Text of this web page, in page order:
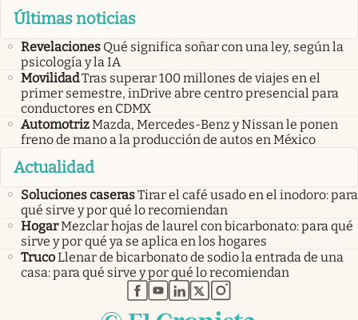
Últimas noticias
Revelaciones Qué significa soñar con una ley, según la
psicología y la IA
MovilidadTras superar 100 millones de viajes en el
primer semestre, inDrive abre centro presencial para
conductores en CDMX
AutomotrizMazda, Mercedes-Benz y Nissan le ponen
freno de mano a la producción de autos en México
Actualidad
Soluciones caserasTirar el café usado en el inodoro: para
qué sirve y por qué lo recomiendan
HogarMezclar hojas de laurel con bicarbonato: para qué
sirve y por qué ya se aplica en los hogares
TrucoLlenar de bicarbonato de sodio la entrada de una
casa: para qué sirve y por qué lo recomiendan
abre en nueva pestaña
abre en nueva pestaña
abre en nueva pestaña
abre en nueva pestaña
abre en nueva pestaña